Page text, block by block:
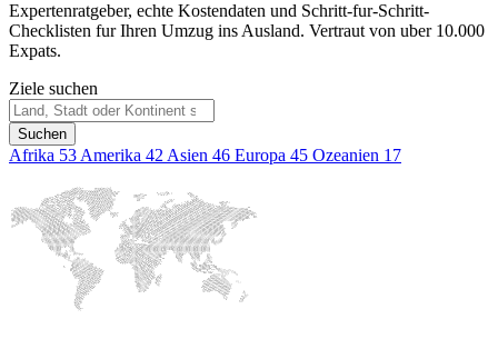
Expertenratgeber, echte Kostendaten und Schritt-fur-Schritt-
Checklisten fur Ihren Umzug ins Ausland. Vertraut von uber 10.000
Expats.
Ziele suchen
Suchen
Afrika 53Amerika 42Asien 46 Europa 45 Ozeanien 17